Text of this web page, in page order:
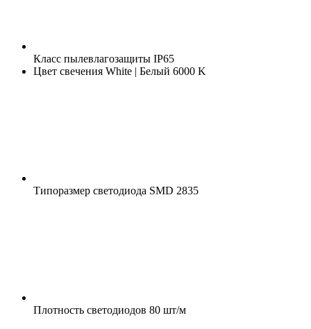
Класс пылевлагозащиты IP65
Цвет свечения White | Белый 6000 K
Типоразмер светодиода SMD 2835
Плотность светодиодов 80 шт/м